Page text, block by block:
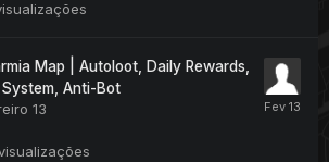
Map | Autoloot, Daily Rewards,
Anti-Bot
13